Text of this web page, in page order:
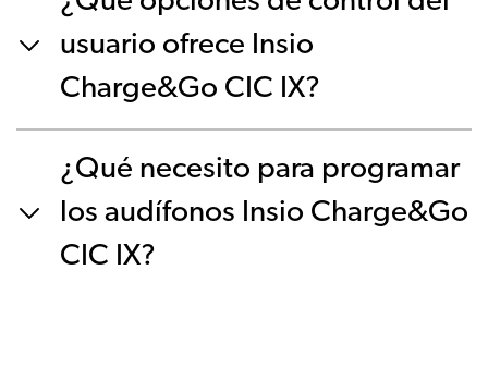
usuario ofrece Insio
Charge&Go CIC IX?
¿Qué necesito para programar
los audífonos Insio Charge&Go
CIC IX?